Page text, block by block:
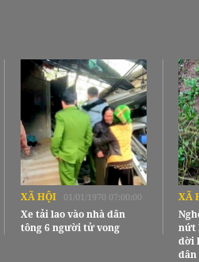
XÃ HỘI 01/01/1970 07:00:00
Xe tải lao vào nhà dân
tông 6 người tử vong
XÃ
nứt
dời
dân